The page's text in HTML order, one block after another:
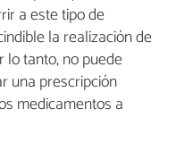
a este tipo de
la realización de
lo tanto, no puede
una prescripción
medicamentos a